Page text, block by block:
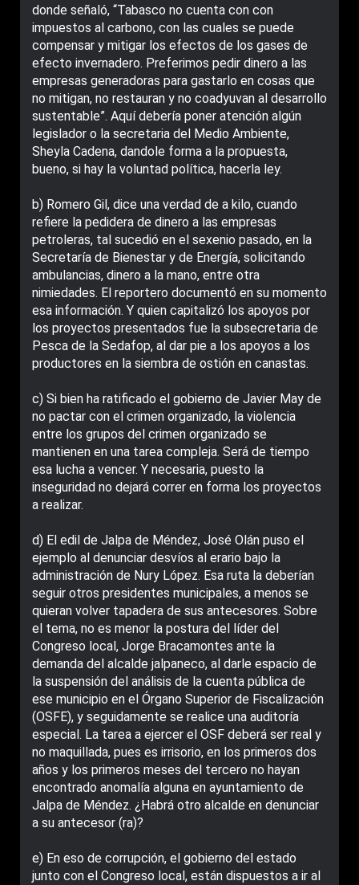
donde señaló, “Tabasco no cuenta con con
impuestos al carbono, con las cuales se puede
compensar y mitigar los efectos de los gases de
efecto invernadero. Preferimos pedir dinero a las
empresas generadoras para gastarlo en cosas que
no mitigan, no restauran y no coadyuvan al desarrollo
sustentable”. Aquí debería poner atención algún
legislador o la secretaria del Medio Ambiente,
Sheyla Cadena, dandole forma a la propuesta,
bueno, si hay la voluntad política, hacerla ley.
b) Romero Gil, dice una verdad de a kilo, cuando
refiere la pedidera de dinero a las empresas
petroleras, tal sucedió en el sexenio pasado, en la
Secretaría de Bienestar y de Energía, solicitando
ambulancias, dinero a la mano, entre otra
nimiedades. El reportero documentó en su momento
esa información. Y quien capitalizó los apoyos por
los proyectos presentados fue la subsecretaria de
Pesca de la Sedafop, al dar pie a los apoyos a los
productores en la siembra de ostión en canastas.
c) Si bien ha ratificado el gobierno de Javier May de
no pactar con el crimen organizado, la violencia
entre los grupos del crimen organizado se
mantienen en una tarea compleja. Será de tiempo
esa lucha a vencer. Y necesaria, puesto la
inseguridad no dejará correr en forma los proyectos
a realizar.
d) El edil de Jalpa de Méndez, José Olán puso el
ejemplo al denunciar desvíos al erario bajo la
administración de Nury López. Esa ruta la deberían
seguir otros presidentes municipales, a menos se
quieran volver tapadera de sus antecesores. Sobre
el tema, no es menor la postura del líder del
Congreso local, Jorge Bracamontes ante la
demanda del alcalde jalpaneco, al darle espacio de
la suspensión del análisis de la cuenta pública de
ese municipio en el Órgano Superior de Fiscalización
(OSFE), y seguidamente se realice una auditoría
especial. La tarea a ejercer el OSF deberá ser real y
no maquillada, pues es irrisorio, en los primeros dos
años y los primeros meses del tercero no hayan
encontrado anomalía alguna en ayuntamiento de
Jalpa de Méndez. ¿Habrá otro alcalde en denunciar
a su antecesor (ra)?
e) En eso de corrupción, el gobierno del estado
junto con el Congreso local, están dispuestos a ir al